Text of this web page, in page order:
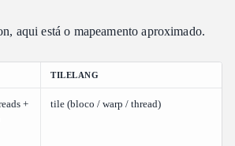
aqui está o mapeamento aproximado.
TILELANG
+
tile (bloco / warp / thread)